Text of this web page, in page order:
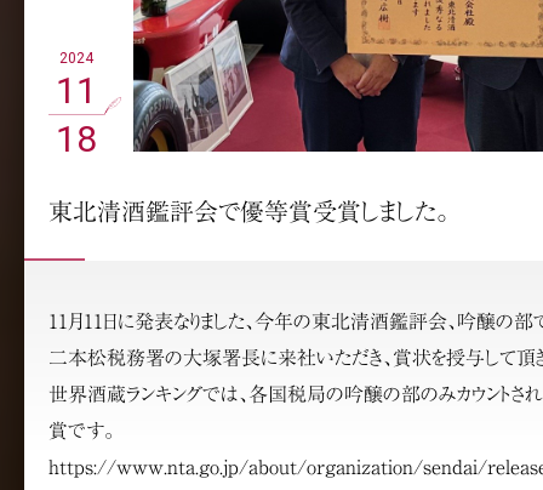
2024
11
18
東北清酒鑑評会で優等賞受賞しました。
11月11日に発表なりました、今年の東北清酒鑑評会、吟醸の部
二本松税務署の大塚署長に来社いただき、賞状を授与して頂き
世界酒蔵ランキングでは、各国税局の吟醸の部のみカウントされ
賞です。
https://www.nta.go.jp/about/organization/sendai/